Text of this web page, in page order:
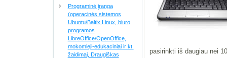
Programinė įranga
(operacinės sistemos
Ubuntu/Baltix Linux, biuro
programos
LibreOffice/OpenOffice,
mokomieji-edukaciniai ir kt.
žaidimai, Draugiškas
pasirinkti iš daugiau nei